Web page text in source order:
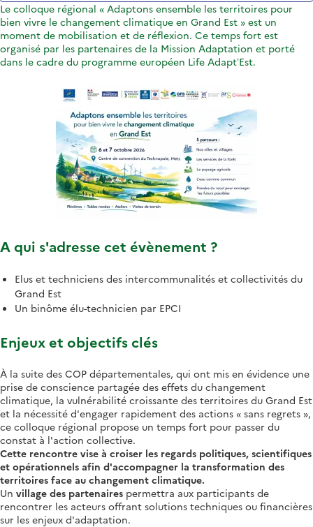
Le colloque régional « Adaptons ensemble les territoires pour
bien vivre le changement climatique en Grand Est » est un
moment de mobilisation et de réflexion. Ce temps fort est
organisé par les partenaires de la Mission Adaptation et porté
dans le cadre du programme européen Life Adapt’Est.
A qui s'adresse cet évènement ?
Elus et techniciens des intercommunalités et collectivités du
Grand Est
Un binôme élu-technicien par EPCI
Enjeux et objectifs clés
À la suite des COP départementales, qui ont mis en évidence une
prise de conscience partagée des effets du changement
climatique, la vulnérabilité croissante des territoires du Grand Est
et la nécessité d'engager rapidement des actions « sans regrets »,
ce colloque régional propose un temps fort pour passer du
constat à l'action collective.
Cette rencontre vise à croiser les regards politiques, scientifiques
et opérationnels afin d'accompagner la transformation des
territoires face au changement climatique.
Un village des partenaires permettra aux participants de
rencontrer les acteurs offrant solutions techniques ou financières
sur les enjeux d'adaptation.